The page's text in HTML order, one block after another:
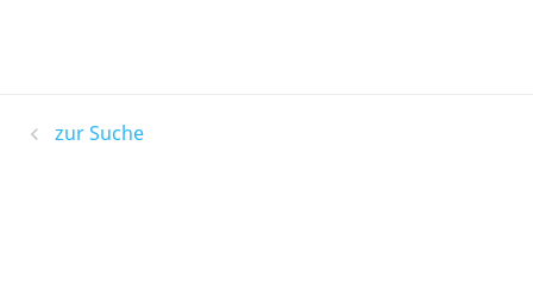
zur Suche